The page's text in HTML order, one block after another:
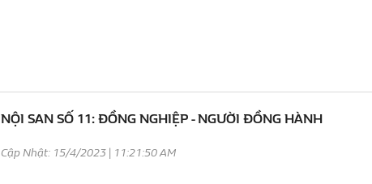
NỘI SAN SỐ 11: ĐỒNG NGHIỆP - NGƯỜI ĐỒNG HÀNH
Cập Nhật: 15/4/2023 | 11:21:50 AM